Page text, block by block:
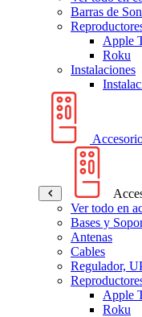
Barras de
Apple
Roku
Instalaciones
Ver todo en
Bases y
Antenas
Cables
Regulador,
Apple
Roku